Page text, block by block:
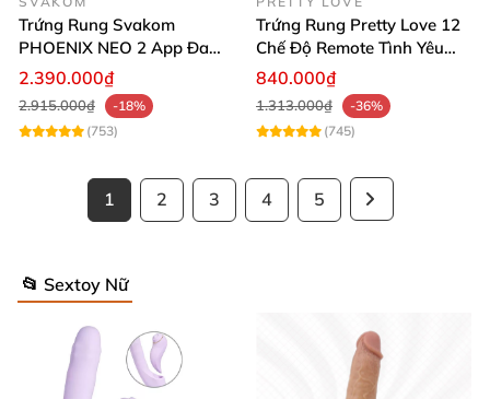
Trứng Rung Svakom
PHOENIX NEO 2 App Đa
Chức Năng Hấp Dẫn
2.390.000₫
2.915.000₫
-18%
(753)
Trứng Rung Pretty Love 12
Chế Độ Remote Tình Yêu
Kích Thích
840.000₫
1.313.000₫
-36%
(745)
1 2 3 4 5
📂 Sextoy Nữ